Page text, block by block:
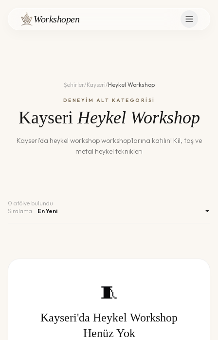
Workshopen
Şehirler/Kayseri/Heykel Workshop
DENEYİM ALT KATEGORİSİ
Kayseri Heykel Workshop
Kayseri'da heykel workshopworkshop'larına katılın! Kil, taş ve
metal heykel teknikleri
0 atölye bulundu
Sıralama:
🧵
Kayseri'da Heykel Workshop
Henüz Yok